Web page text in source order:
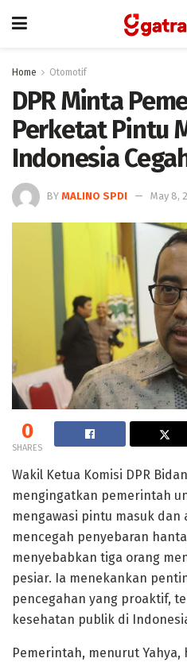
Home Otomotif
DPR Minta
Perketat Pintu
Indonesia
BY MALINO SPDI May 8,
0
SHARES
Wakil Ketua Komisi DPR
mengingatkan pemerintah
mengawasi pintu masuk
mencegah penyebaran
menyebabkan tiga orang
pesiar. Ia menekankan
pencegahan yang proaktif,
kesehatan publik di
Pemerintah, menurut